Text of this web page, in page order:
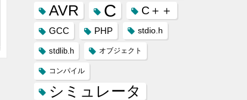
AVR
C C＋＋
GCC PHP stdio.h
stdlib.h オブジェクト
コンパイル
シミュレータ